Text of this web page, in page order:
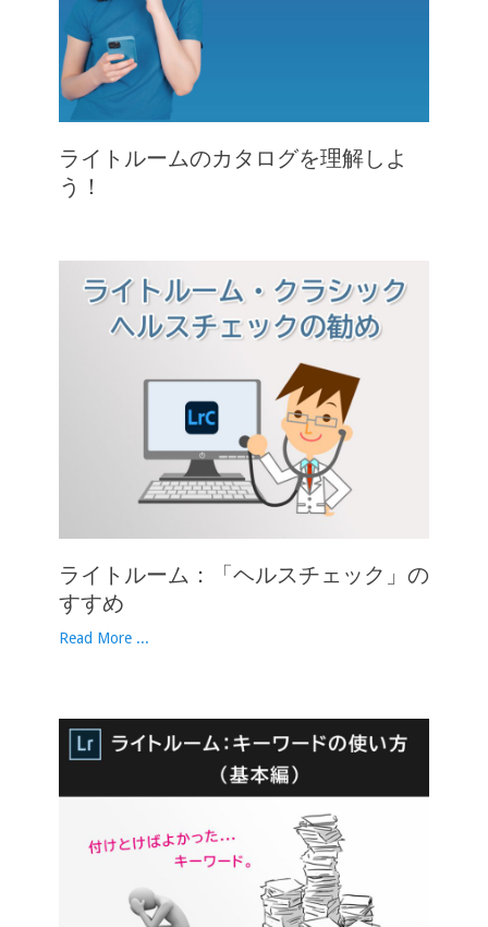
ライトルームのカタログを理解しよ
う！
ライトルーム：「ヘルスチェック」の
すすめ
Read More ...